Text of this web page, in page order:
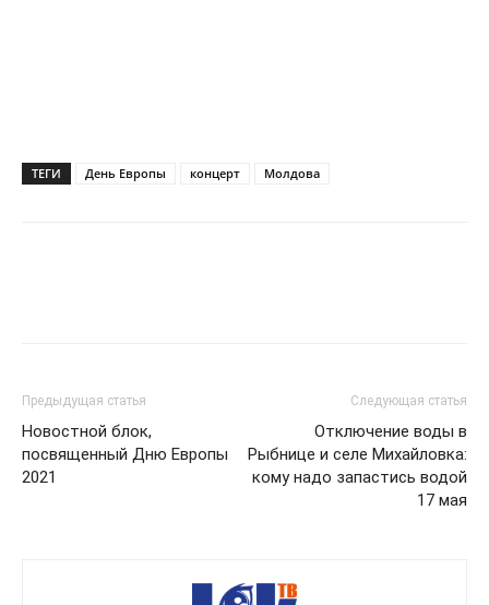
ТЕГИ День Европы концерт Молдова
Предыдущая статья
Новостной блок,
посвященный Дню Европы
2021
Следующая статья
Отключение воды в
Рыбнице и селе Михайловка:
кому надо запастись водой
17 мая